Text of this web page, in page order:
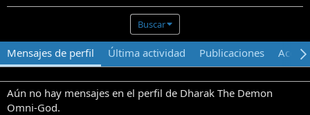
Buscar
Mensajes de perfil Última actividad Publicaciones Acerca
Aún no hay mensajes en el perfil de Dharak The Demon
Omni-God.